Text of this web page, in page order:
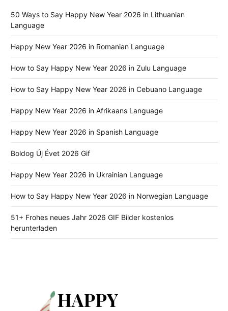
50 Ways to Say Happy New Year 2026 in Lithuanian
Language
Happy New Year 2026 in Romanian Language
How to Say Happy New Year 2026 in Zulu Language
How to Say Happy New Year 2026 in Cebuano Language
Happy New Year 2026 in Afrikaans Language
Happy New Year 2026 in Spanish Language
Boldog Új Évet 2026 Gif
Happy New Year 2026 in Ukrainian Language
How to Say Happy New Year 2026 in Norwegian Language
51+ Frohes neues Jahr 2026 GIF Bilder kostenlos
herunterladen